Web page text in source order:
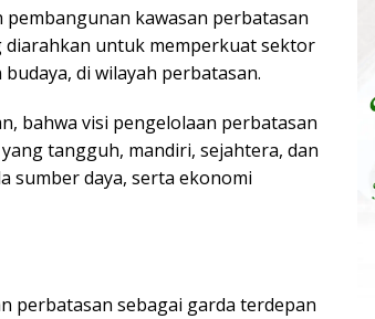
kawasan perbatasan
diarahkan untuk memperkuat sektor
di wilayah perbatasan.
bahwa visi pengelolaan perbatasan
tangguh, mandiri, sejahtera, dan
sumber daya, serta ekonomi
perbatasan sebagai garda terdepan